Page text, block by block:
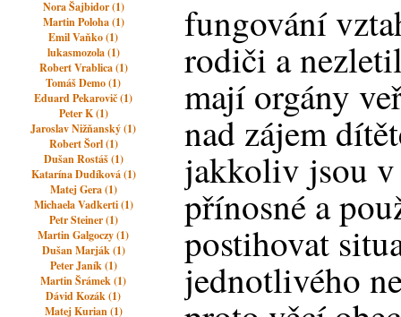
Nora Šajbidor (1)
Martin Poloha (1)
Emil Vaňko (1)
lukasmozola (1)
Robert Vrablica (1)
Tomáš Demo (1)
Eduard Pekarovič (1)
Peter K (1)
Jaroslav Nižňanský (1)
Robert Šorl (1)
Dušan Rostáš (1)
Katarína Dudíková (1)
Matej Gera (1)
Michaela Vadkerti (1)
Petr Steiner (1)
Martin Galgoczy (1)
Dušan Marják (1)
Peter Janík (1)
Martin Šrámek (1)
Dávid Kozák (1)
Matej Kurian (1)
fungování
rodiči a
mají orgány
nad zájem
jakkoliv jsou v
přínosné a
postihovat
jednotlivého